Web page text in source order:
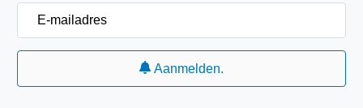
mailadres
Aanmelden.